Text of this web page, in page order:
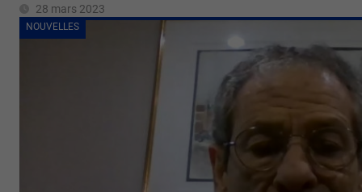
28 mars 2023
NOUVELLES